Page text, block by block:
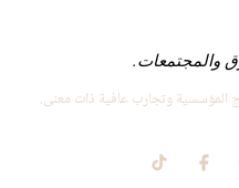
والمجتمعات.
وتجارب عافية ذات معنى.